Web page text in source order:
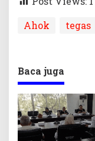
Ahok
tegas
Baca juga